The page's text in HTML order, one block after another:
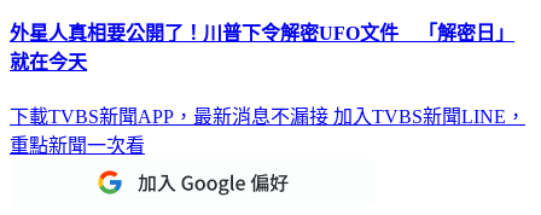
外星人真相要公開了！川普下令解密UFO文件 「解密日」
下載TVBS新聞APP，最新消息不漏接
重點新聞一次看